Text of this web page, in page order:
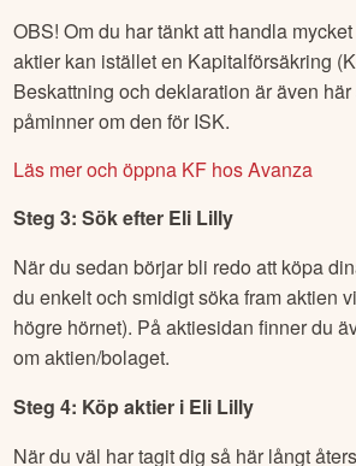
OBS! Om du har tänkt att handla
aktier kan istället en Kapitalförsäkring
Beskattning och deklaration är även
påminner om den för ISK.
Läs mer och öppna KF hos Avanza
Steg 3: Sök efter Eli Lilly
När du sedan börjar bli redo att köpa
du enkelt och smidigt söka fram aktien
högre hörnet). På aktiesidan finner du
om aktien/bolaget.
Steg 4: Köp aktier i Eli Lilly
När du väl har tagit dig så här långt